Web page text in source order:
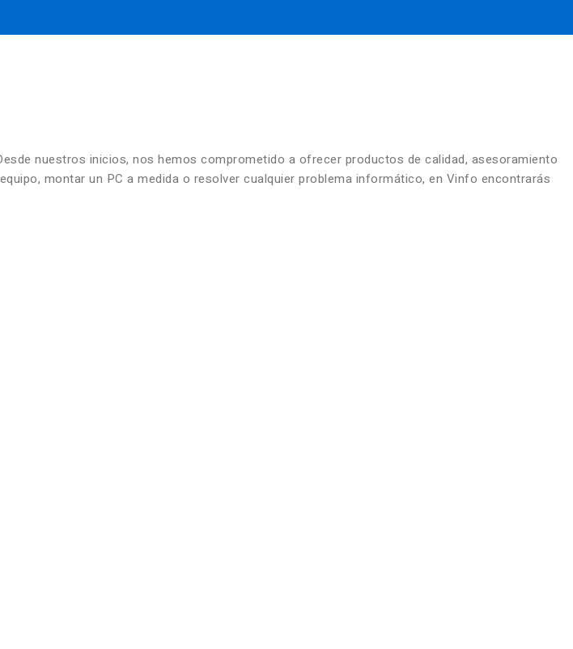
nuestros inicios, nos hemos comprometido a ofrecer productos de calidad, asesoramiento
montar un PC a medida o resolver cualquier problema informático, en Vinfo encontrarás